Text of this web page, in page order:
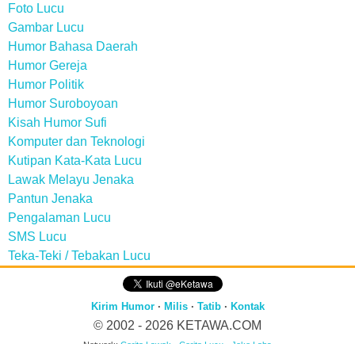
Foto Lucu
Gambar Lucu
Humor Bahasa Daerah
Humor Gereja
Humor Politik
Humor Suroboyoan
Kisah Humor Sufi
Komputer dan Teknologi
Kutipan Kata-Kata Lucu
Lawak Melayu Jenaka
Pantun Jenaka
Pengalaman Lucu
SMS Lucu
Teka-Teki / Tebakan Lucu
Kirim Humor· Milis· Tatib· Kontak
© 2002 - 2026 KETAWA.COM